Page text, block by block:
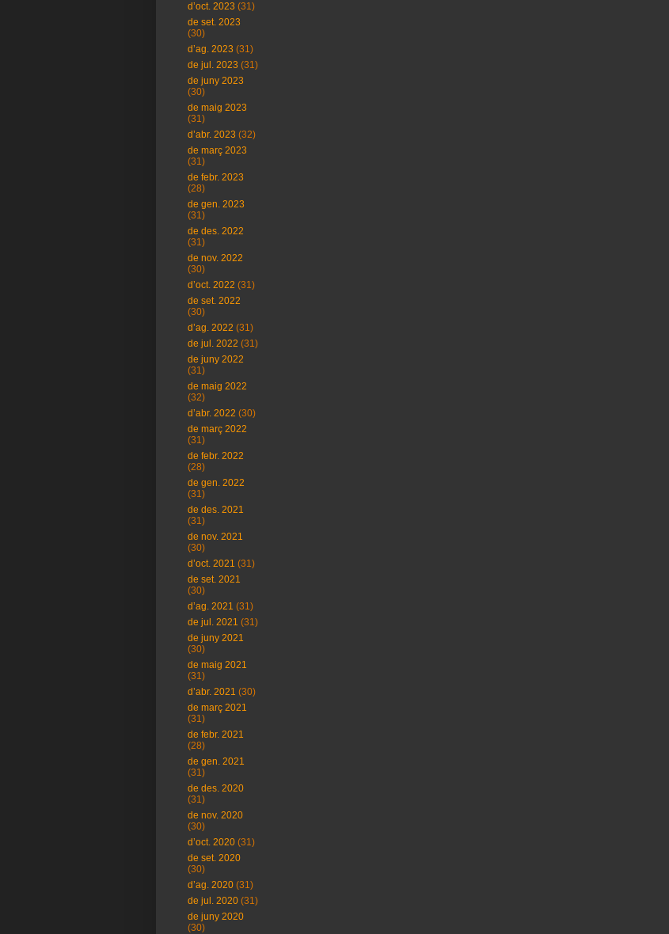
d’oct. 2023 (31)
de set. 2023
(30)
d’ag. 2023 (31)
de jul. 2023 (31)
de juny 2023
(30)
de maig 2023
(31)
d’abr. 2023 (32)
de març 2023
(31)
de febr. 2023
(28)
de gen. 2023
(31)
de des. 2022
(31)
de nov. 2022
(30)
d’oct. 2022 (31)
de set. 2022
(30)
d’ag. 2022 (31)
de jul. 2022 (31)
de juny 2022
(31)
de maig 2022
(32)
d’abr. 2022 (30)
de març 2022
(31)
de febr. 2022
(28)
de gen. 2022
(31)
de des. 2021
(31)
de nov. 2021
(30)
d’oct. 2021 (31)
de set. 2021
(30)
d’ag. 2021 (31)
de jul. 2021 (31)
de juny 2021
(30)
de maig 2021
(31)
d’abr. 2021 (30)
de març 2021
(31)
de febr. 2021
(28)
de gen. 2021
(31)
de des. 2020
(31)
de nov. 2020
(30)
d’oct. 2020 (31)
de set. 2020
(30)
d’ag. 2020 (31)
de jul. 2020 (31)
de juny 2020
(30)